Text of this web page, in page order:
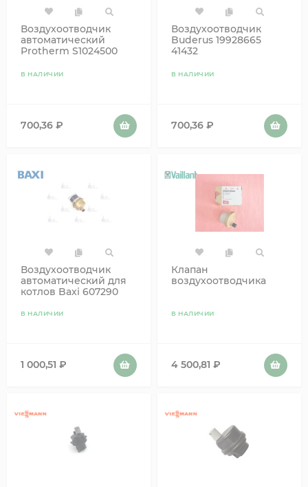
Воздухоотводчик
автоматический
Protherm S1024500
В НАЛИЧИИ
700,36 ₽
Воздухоотводчик
Buderus 19928665
41432
В НАЛИЧИИ
700,36 ₽
Воздухоотводчик
автоматический для
котлов Baxi 607290
В НАЛИЧИИ
1 000,51 ₽
Клапан
воздухоотводчика
В НАЛИЧИИ
4 500,81 ₽